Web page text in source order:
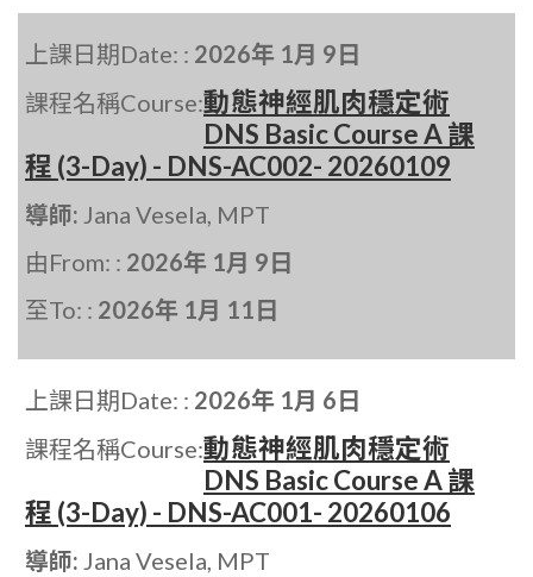
上課日期Date: : 2026年 1月 9日
課程名稱Course:動態神經肌肉穩定術
DNS Basic Course A 課
程 (3-Day) - DNS-AC002- 20260109
導師: Jana Vesela, MPT
由From: : 2026年 1月 9日
至To: : 2026年 1月 11日
上課日期Date: : 2026年 1月 6日
課程名稱Course:動態神經肌肉穩定術
DNS Basic Course A 課
程 (3-Day) - DNS-AC001- 20260106
導師: Jana Vesela, MPT